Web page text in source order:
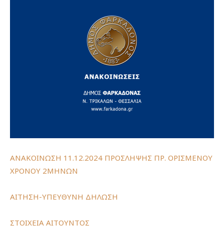
ΑΝΑΚΟΙΝΩΣΗ 11.12.2024 ΠΡΟΣΛΗΨΗΣ ΠΡ. ΟΡΙΣΜΕΝΟΥ
ΧΡΟΝΟΥ 2ΜΗΝΩΝ
ΑΙΤΗΣΗ-ΥΠΕΥΘΥΝΗ ΔΗΛΩΣΗ
ΣΤΟΙΧΕΙΑ ΑΙΤΟΥΝΤΟΣ